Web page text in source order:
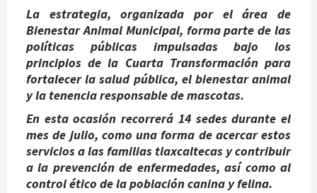
La estrategia, organizada por el área de
Bienestar Animal Municipal, forma parte de las
políticas públicas impulsadas bajo los
principios de la Cuarta Transformación para
fortalecer la salud pública, el bienestar animal
y la tenencia responsable de mascotas.
En esta ocasión recorrerá 14 sedes durante el
mes de julio, como una forma de acercar estos
servicios a las familias tlaxcaltecas y contribuir
a la prevención de enfermedades, así como al
control ético de la población canina y felina.